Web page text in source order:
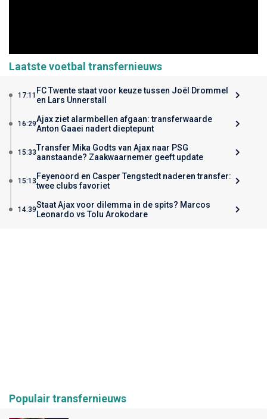
Laatste voetbal transfernieuws
17:11 FC Twente staat voor keuze tussen Joël Drommel
en Lars Unnerstall
16:29Ajax ziet alarmbellen afgaan: transferwaarde
Anton Gaaei nadert dieptepunt
15:33Transfer Mika Godts van Ajax naar PSG
aanstaande? Zaakwaarnemer geeft update
15:13 Feyenoord en Casper Tengstedt naderen transfer:
twee clubs favoriet
14:39Staat Ajax voor dilemma in de spits? Marcos
Leonardo vs Tolu Arokodare
Populair transfernieuws